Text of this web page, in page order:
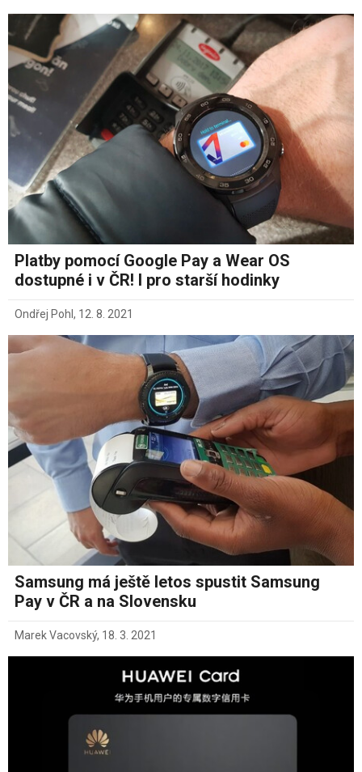
Platby pomocí Google Pay a Wear OS
dostupné i v ČR! I pro starší hodinky
Ondřej Pohl , 12. 8. 2021
Samsung má ještě letos spustit Samsung
Pay v ČR a na Slovensku
Marek Vacovský, 18. 3. 2021